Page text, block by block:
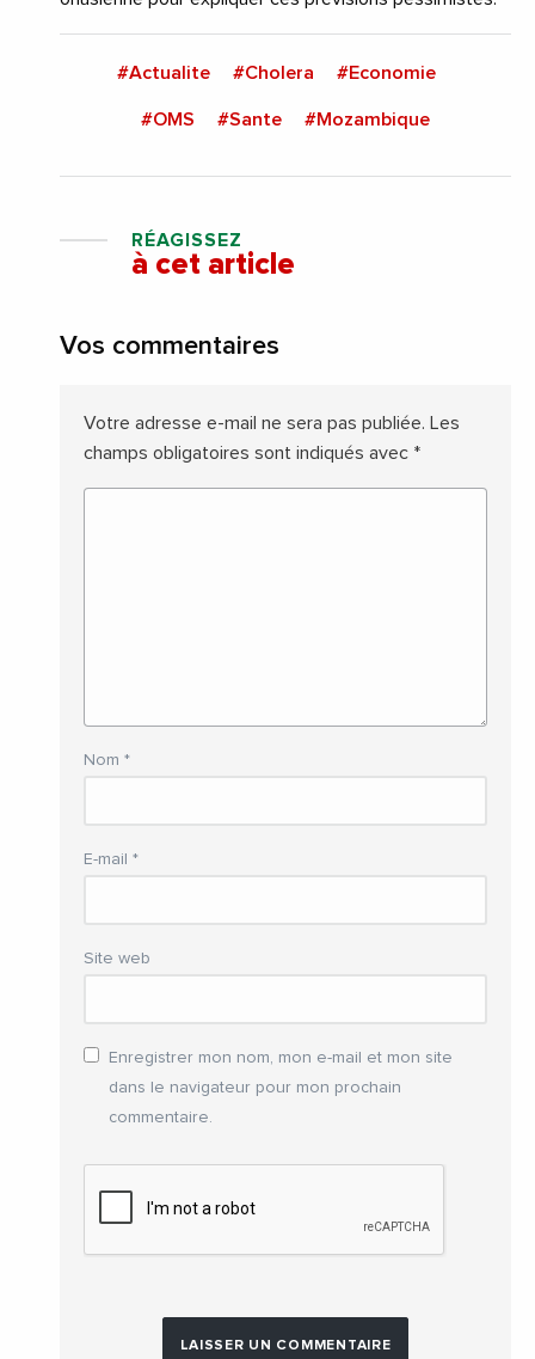
#Actualite #Cholera #Economie
#OMS #Sante #Mozambique
RÉAGISSEZ
à cet article
Vos commentaires
Votre adresse e-mail ne sera pas publiée. Les
champs obligatoires sont indiqués avec *
Nom *
E-mail *
Site web
Enregistrer mon nom, mon e-mail et mon site
dans le navigateur pour mon prochain
commentaire.